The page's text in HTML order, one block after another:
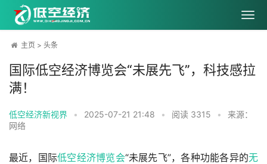
主页 > 头条
国际低空经济博览会“未展先飞”，科技感拉
满！
低空经济新视界 • 2025-07-21 21:48 • 阅读 3315 •
来源：
网络
最近，国际低空经济博览会“未展先飞”，各种功能各异的无